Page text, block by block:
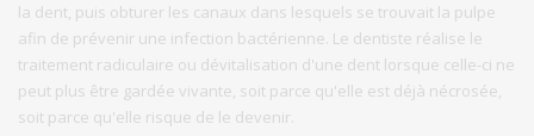
la dent, puis obturer les canaux dans lesquels se trouvait la pulpe
afin de prévenir une infection bactérienne. Le dentiste réalise le
traitement radiculaire ou dévitalisation d'une dent lorsque celle-ci ne
peut plus être gardée vivante, soit parce qu'elle est déjà nécrosée,
soit parce qu'elle risque de le devenir.